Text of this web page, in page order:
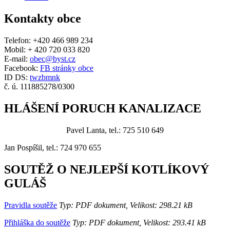
Kontakty obce
Telefon: +420 466 989 234
Mobil: + 420 720 033 820
E-mail: obec@byst.cz
Facebook: FB stránky obce
ID DS: twzbmnk
č. ú. 111885278/0300
HLÁŠENÍ PORUCH KANALIZACE
Pavel Lanta, tel.: 725 510 649
Jan Pospíšil, tel.: 724 970 655
SOUTĚŽ O NEJLEPŠÍ KOTLÍKOVÝ
GULÁŠ
Pravidla soutěže Typ: PDF dokument, Velikost: 298.21 kB
Přihláška do soutěže Typ: PDF dokument, Velikost: 293.41 kB